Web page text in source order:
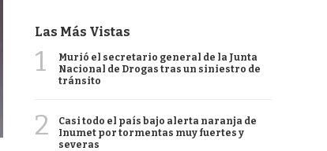
Las Más Vistas
1
Murió el secretario general de la Junta
Nacional de Drogas tras un siniestro de
tránsito
2
Casi todo el país bajo alerta naranja de
Inumet por tormentas muy fuertes y
severas